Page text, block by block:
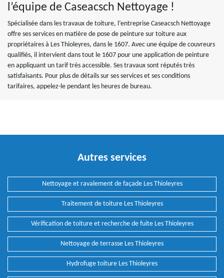
l’équipe de Caseacsch Nettoyage !
Spécialisée dans les travaux de toiture, l’entreprise Caseacsch Nettoyage
offre ses services en matière de pose de peinture sur toiture aux
propriétaires à Les Thioleyres, dans le 1607. Avec une équipe de couvreurs
qualifiés, il intervient dans tout le 1607 pour une application de peinture
en appliquant un tarif très accessible. Ses travaux sont réputés très
satisfaisants. Pour plus de détails sur ses services et ses conditions
tarifaires, appelez-le pendant les heures de bureau.
Autres services
Nettoyage et ravalement de façade Les Thioleyres
Traitement de toiture Les Thioleyres
Vérification de toiture et recherche de fuite Les Thioleyres
Nettoyage de terrasse Les Thioleyres
Hydrofuge toiture Les Thioleyres